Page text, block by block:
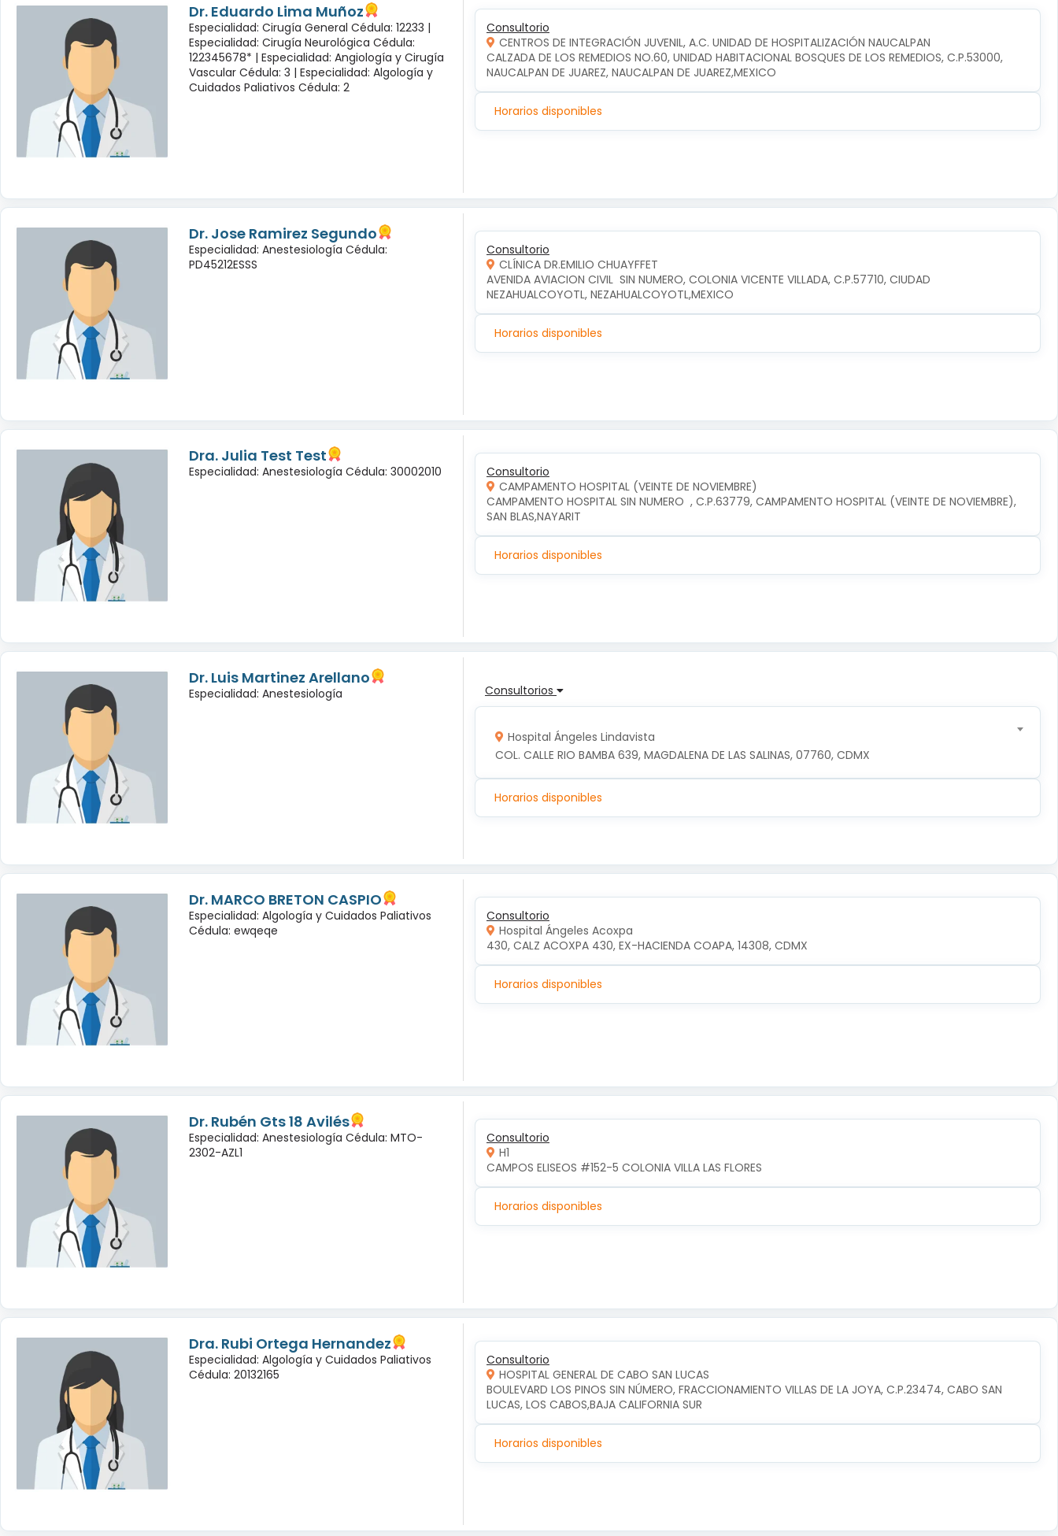
Dr. Eduardo Lima Muñoz
Especialidad: Cirugía General Cédula: 12233 |
Especialidad: Cirugía Neurológica Cédula:
122345678* | Especialidad: Angiología y Cirugía
Vascular Cédula: 3 | Especialidad: Algología y
Cuidados Paliativos Cédula: 2
Consultorio
CENTROS DE INTEGRACIÓN JUVENIL, A.C. UNIDAD DE HOSPITALIZACIÓN NAUCALPAN
CALZADA DE LOS REMEDIOS NO.60, UNIDAD HABITACIONAL BOSQUES DE LOS REMEDIOS, C.P.53000,
NAUCALPAN DE JUAREZ, NAUCALPAN DE JUAREZ,MEXICO
Horarios disponibles
Dr. Jose Ramirez Segundo
Especialidad: Anestesiología Cédula:
PD45212ESSS
Consultorio
CLÍNICA DR.EMILIO CHUAYFFET
AVENIDA AVIACION CIVIL  SIN NUMERO, COLONIA VICENTE VILLADA, C.P.57710, CIUDAD
NEZAHUALCOYOTL, NEZAHUALCOYOTL,MEXICO
Horarios disponibles
Dra. Julia Test Test
Especialidad: Anestesiología Cédula: 30002010
Consultorio
CAMPAMENTO HOSPITAL (VEINTE DE NOVIEMBRE)
CAMPAMENTO HOSPITAL SIN NUMERO  , C.P.63779, CAMPAMENTO HOSPITAL (VEINTE DE NOVIEMBRE),
SAN BLAS,NAYARIT
Horarios disponibles
Dr. Luis Martinez Arellano
Especialidad: Anestesiología Consultorios
Hospital Ángeles Lindavista
COL. CALLE RIO BAMBA 639, MAGDALENA DE LAS SALINAS, 07760, CDMX
Horarios disponibles
Dr. MARCO BRETON CASPIO
Especialidad: Algología y Cuidados Paliativos
Cédula: ewqeqe
Consultorio
Hospital Ángeles Acoxpa
430, CALZ ACOXPA 430, EX-HACIENDA COAPA, 14308, CDMX
Horarios disponibles
Dr. Rubén Gts 18 Avilés
Especialidad: Anestesiología Cédula: MTO-
2302-AZL1
Consultorio
H1
CAMPOS ELISEOS #152-5 COLONIA VILLA LAS FLORES
Horarios disponibles
Dra. Rubi Ortega Hernandez
Especialidad: Algología y Cuidados Paliativos
Cédula: 20132165
Consultorio
HOSPITAL GENERAL DE CABO SAN LUCAS
BOULEVARD LOS PINOS SIN NÚMERO, FRACCIONAMIENTO VILLAS DE LA JOYA, C.P.23474, CABO SAN
LUCAS, LOS CABOS,BAJA CALIFORNIA SUR
Horarios disponibles